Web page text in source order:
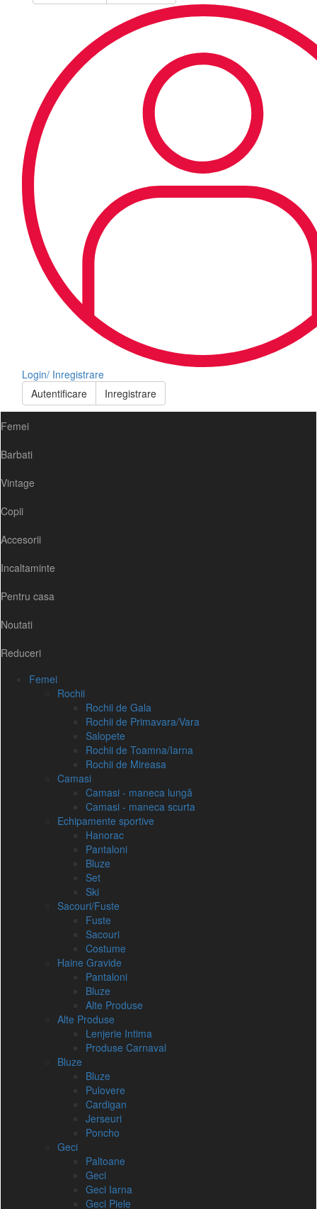
Login/ Inregistrare
Autentificare
Inregistrare
Femei
Barbati
Vintage
Copii
Accesorii
Incaltaminte
Pentru casa
Noutati
Reduceri
Femei
Rochii
Rochii de Gala
Rochii de Primavara/Vara
Salopete
Rochii de Toamna/Iarna
Rochii de Mireasa
Camasi
Camasi - maneca lungă
Camasi - maneca scurta
Echipamente sportive
Hanorac
Pantaloni
Bluze
Set
Ski
Sacouri/Fuste
Fuste
Sacouri
Costume
Haine Gravide
Pantaloni
Bluze
Alte Produse
Alte Produse
Lenjerie Intima
Produse Carnaval
Bluze
Bluze
Pulovere
Cardigan
Jerseuri
Poncho
Geci
Paltoane
Geci
Geci Iarna
Geci Piele